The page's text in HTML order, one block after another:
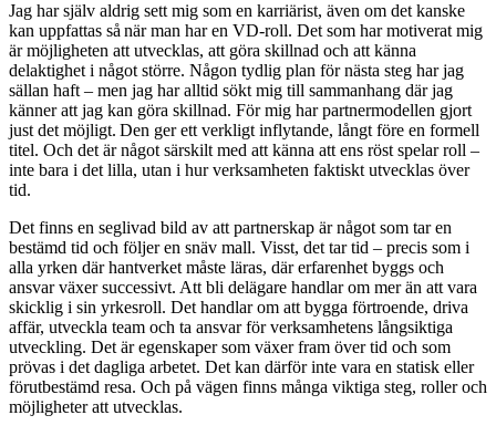
Jag har själv aldrig sett mig som en karriärist, även om det kanske
kan uppfattas så när man har en VD-roll. Det som har motiverat mig
är möjligheten att utvecklas, att göra skillnad och att känna
delaktighet i något större. Någon tydlig plan för nästa steg har jag
sällan haft – men jag har alltid sökt mig till sammanhang där jag
känner att jag kan göra skillnad. För mig har partnermodellen gjort
just det möjligt. Den ger ett verkligt inflytande, långt före en formell
titel. Och det är något särskilt med att känna att ens röst spelar roll –
inte bara i det lilla, utan i hur verksamheten faktiskt utvecklas över
tid.
Det finns en seglivad bild av att partnerskap är något som tar en
bestämd tid och följer en snäv mall. Visst, det tar tid – precis som i
alla yrken där hantverket måste läras, där erfarenhet byggs och
ansvar växer successivt. Att bli delägare handlar om mer än att vara
skicklig i sin yrkesroll. Det handlar om att bygga förtroende, driva
affär, utveckla team och ta ansvar för verksamhetens långsiktiga
utveckling. Det är egenskaper som växer fram över tid och som
prövas i det dagliga arbetet. Det kan därför inte vara en statisk eller
förutbestämd resa. Och på vägen finns många viktiga steg, roller och
möjligheter att utvecklas.